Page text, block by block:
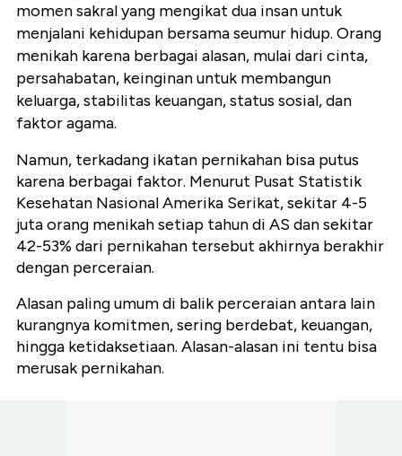
momen sakral yang mengikat dua insan untuk
menjalani kehidupan bersama seumur hidup. Orang
menikah karena berbagai alasan, mulai dari cinta,
persahabatan, keinginan untuk membangun
keluarga, stabilitas keuangan, status sosial, dan
faktor agama.
Namun, terkadang ikatan pernikahan bisa putus
karena berbagai faktor. Menurut Pusat Statistik
Kesehatan Nasional Amerika Serikat, sekitar 4-5
juta orang menikah setiap tahun di AS dan sekitar
42-53% dari pernikahan tersebut akhirnya berakhir
dengan perceraian.
Alasan paling umum di balik perceraian antara lain
kurangnya komitmen, sering berdebat, keuangan,
hingga ketidaksetiaan. Alasan-alasan ini tentu bisa
merusak pernikahan.